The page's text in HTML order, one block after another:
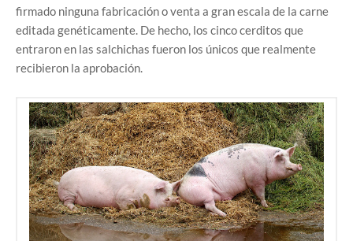
firmado ninguna fabricación o venta a gran escala de la carne
editada genéticamente. De hecho, los cinco cerditos que
entraron en las salchichas fueron los únicos que realmente
recibieron la aprobación.